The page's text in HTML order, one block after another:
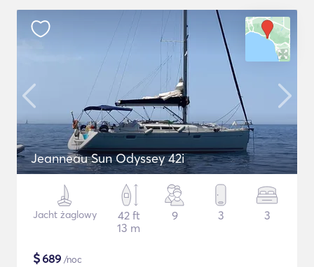
Jeanneau Sun Odyssey 42i
Jacht żaglowy
42 ft
13 m
9 3 3
$689 /noc